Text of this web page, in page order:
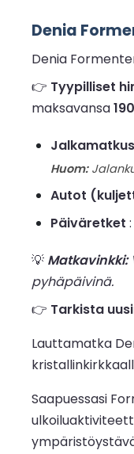
Denia
Denia
👉 Tyypilliset
maksavansa
Huom:
Autot
Päiväretket
💡 Matkavinkki:
pyhäpäivinä.
👉 Tarkista
Lauttamatka
Saapuessasi